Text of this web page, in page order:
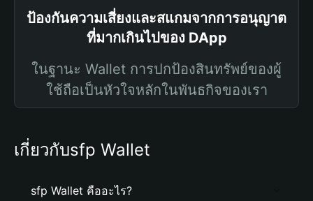
ป้องกันความเสี่ยงและสแกมจากการอนุญาต
ที่มากเกินไปของ DApp
ในฐานะ Wallet การปกป้องสินทรัพย์ของผู้
ใช้ถือเป็นหัวใจหลักในพันธกิจของเรา
เกี่ยวกับsfp Wallet
sfp Wallet คืออะไร?